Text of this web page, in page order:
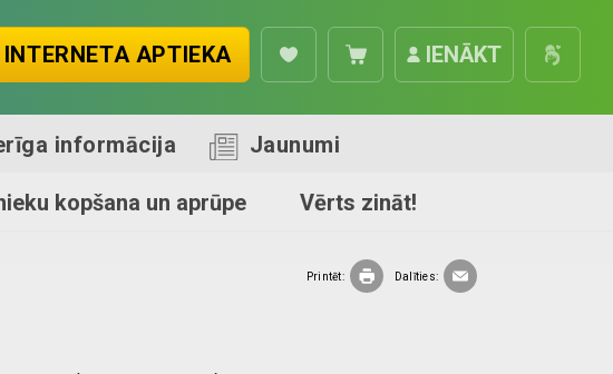
IENĀKT
INTERNETA APTIEKA
informācija Jaunumi
kopšana un aprūpe Vērts zināt!
Printēt: Dalīties: